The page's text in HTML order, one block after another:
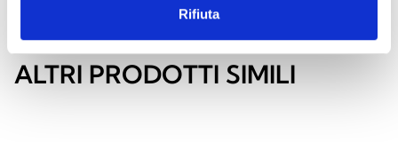
Rifiuta
ALTRI PRODOTTI SIMILI